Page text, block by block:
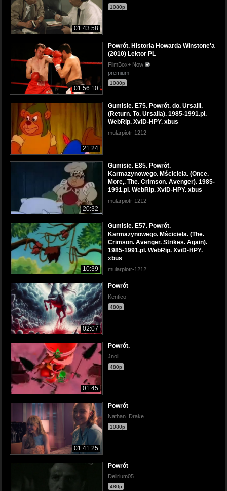
01:43:58
1080p
01:56:10
Powrót. Historia Howarda Winstone'a
(2010) Lektor PL
FilmBox+ Now
premium
1080p
21:24
Gumisie. E75. Powrót. do. Ursalii.
(Return. To. Ursalia). 1985-1991.pl.
WebRip. XviD-HPY. xbus
mularpiotr-1212
20:32
Gumisie. E85. Powrót.
Karmazynowego. Mściciela. (Once.
More,. The. Crimson. Avenger). 1985-
1991.pl. WebRip. XviD-HPY. xbus
mularpiotr-1212
10:39
Gumisie. E57. Powrót.
Karmazynowego. Mściciela. (The.
Crimson. Avenger. Strikes. Again).
1985-1991.pl. WebRip. XviD-HPY.
xbus
mularpiotr-1212
02:07
Powrót
Kentico
480p
01:45
Powrót.
JnoiL
480p
01:41:25
Powrót
Nathan_Drake
1080p
Powrót
Delirium05
480p